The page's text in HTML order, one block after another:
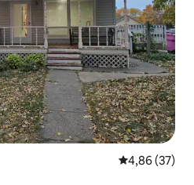
4,86 ud af 5 i
4,86 (37)